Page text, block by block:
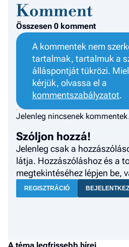
Komment
Összesen 0 komment
A kommentek nem
tartalmak, tartalmuk a
álláspontját tükrözi.
kérjük, olvassa el a
kommentszabályzatot.
Jelenleg nincsenek
Szóljon hozzá!
Jelenleg csak a
látja. Hozzászóláshoz és a
megtekintéséhez lépjen be,
REGISZTRÁCIÓ